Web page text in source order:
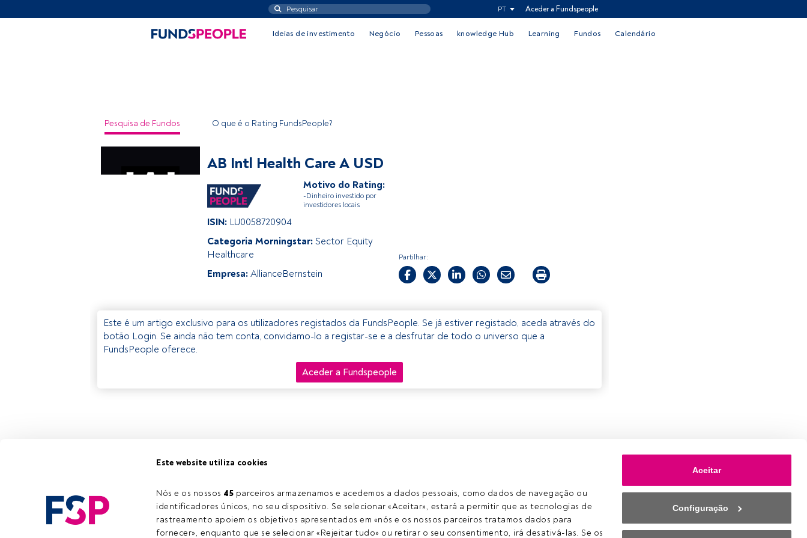
Este website utiliza cookies
Nós e os nossos 45 parceiros armazenamos e acedemos a dados pessoais, como dados de navegação ou
identificadores únicos, no seu dispositivo. Se selecionar «Aceitar», estará a permitir que as tecnologias de
rastreamento apoiem os objetivos apresentados em «nós e os nossos parceiros tratamos dados para
fornecer», enquanto que se selecionar «Rejeitar tudo» ou retirar o seu consentimento, irá desativá-las. Se os
Aceitar
Configuração
PT Aceder a Fundspeople
Ideias de investimento Negócio Pessoas knowledge Hub Learning Fundos Calendário
Pesquisa de Fundos O que é o Rating FundsPeople?
AB Intl Health Care A USD
Motivo do Rating:
-Dinheiro investido por
investidores locais
ISIN: LU0058720904
Categoria Morningstar: Sector Equity
Healthcare
Empresa: AllianceBernstein
Partilhar:
Este é um artigo exclusivo para os utilizadores registados da FundsPeople. Se já estiver registado, aceda através do
botão Login. Se ainda não tem conta, convidamo-lo a registar-se e a desfrutar de todo o universo que a
FundsPeople oferece.
Aceder a Fundspeople